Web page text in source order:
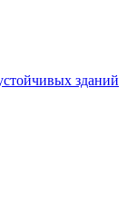
зданий